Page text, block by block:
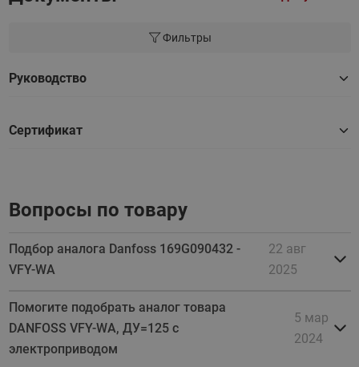
Фильтры
Руководство
Сертификат
Вопросы по товару
Подбор аналога Danfoss 169G090432 -
VFY-WA
22 авг
2025
Помогите подобрать аналог товара
DANFOSS VFY-WA, ДУ=125 с
электроприводом
5 мар
2024